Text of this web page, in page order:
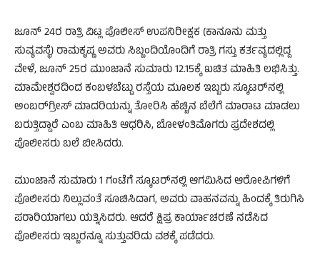
ಜೂನ್ 24ರ ರಾತ್ರಿ ವಿಟ್ಲ ಪೊಲೀಸ್ ಉಪನಿರೀಕ್ಷಕ (ಕಾನೂನು ಮತ್ತು
ಸುವ್ಯವಸ್ಥೆ) ರಾಮಕೃಷ್ಣ ಅವರು ಸಿಬ್ಬಂದಿಯೊಂದಿಗೆ ರಾತ್ರಿ ಗಸ್ತು ಕರ್ತವ್ಯದಲ್ಲಿದ್ದ
ವೇಳೆ, ಜೂನ್ 25ರ ಮುಂಜಾನೆ ಸುಮಾರು 12.15ಕ್ಕೆ ಖಚಿತ ಮಾಹಿತಿ ಲಭಿಸಿತ್ತು.
ಮಾಮೇಶ್ವರದಿಂದ ಕಂಬಳಬೆಟ್ಟು ರಸ್ತೆಯ ಮೂಲಕ ಇಬ್ಬರು ಸ್ಕೂಟರ್‌ನಲ್ಲಿ
ಅಂಬರ್‌ಗ್ರೀಸ್ ಮಾದರಿಯನ್ನು ತೋರಿಸಿ ಹೆಚ್ಚಿನ ಬೆಲೆಗೆ ಮಾರಾಟ ಮಾಡಲು
ಬರುತ್ತಿದ್ದಾರೆ ಎಂಬ ಮಾಹಿತಿ ಆಧರಿಸಿ, ಬೋಳಂತಿಮೊಗರು ಪ್ರದೇಶದಲ್ಲಿ
ಪೊಲೀಸರು ಬಲೆ ಬೀಸಿದರು.
ಮುಂಜಾನೆ ಸುಮಾರು 1 ಗಂಟೆಗೆ ಸ್ಕೂಟರ್‌ನಲ್ಲಿ ಆಗಮಿಸಿದ ಆರೋಪಿಗಳಿಗೆ
ಪೊಲೀಸರು ನಿಲ್ಲುವಂತೆ ಸೂಚಿಸಿದಾಗ, ಅವರು ವಾಹನವನ್ನು ಹಿಂದಕ್ಕೆ ತಿರುಗಿಸಿ
ಪರಾರಿಯಾಗಲು ಯತ್ನಿಸಿದರು. ಆದರೆ ಕ್ಷಿಪ್ರ ಕಾರ್ಯಾಚರಣೆ ನಡೆಸಿದ
ಪೊಲೀಸರು ಇಬ್ಬರನ್ನೂ ಸುತ್ತುವರಿದು ವಶಕ್ಕೆ ಪಡೆದರು.